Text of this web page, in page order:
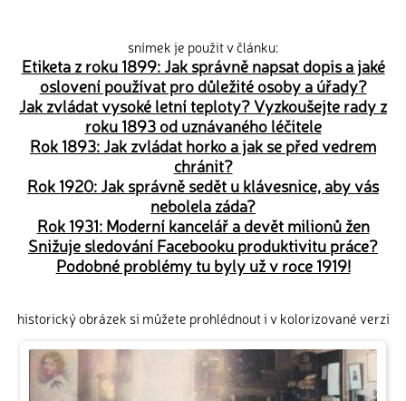
snímek je použit v článku:
Etiketa z roku 1899: Jak správně napsat dopis a jaké
oslovení používat pro důležité osoby a úřady?
Jak zvládat vysoké letní teploty? Vyzkoušejte rady z
roku 1893 od uznávaného léčitele
Rok 1893: Jak zvládat horko a jak se před vedrem
chránit?
Rok 1920: Jak správně sedět u klávesnice, aby vás
nebolela záda?
Rok 1931: Moderní kancelář a devět milionů žen
Snižuje sledování Facebooku produktivitu práce?
Podobné problémy tu byly už v roce 1919!
historický obrázek si můžete prohlédnout i v kolorizované verzi